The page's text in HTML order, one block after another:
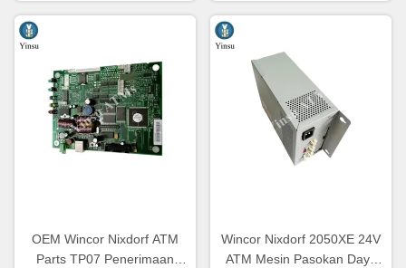
OEM Wincor Nixdorf ATM
Parts TP07 Penerimaan
Wincor Nixdorf 2050XE 24V
ATM Mesin Pasokan Daya